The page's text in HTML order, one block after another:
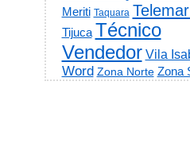
Meriti Taquara
Tijuca Técnico
Vendedor Vila
Word Zona Norte Zona